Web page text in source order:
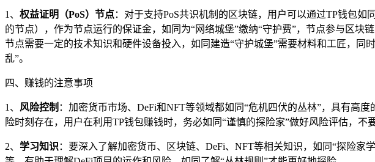
1、 权益证明（PoS）节点：对于支持PoS共识机制的区块链，用户可以通过TP钱包
的节点），作为节点运行的保证金，如同为“网络城堡”缴纳“守护费”，节点参与区
节点需要一定的技术知识和硬件设备投入，如同建造“守护城堡”需要材料和工匠，
乱”。
四、赚钱的注意事项
1、 风险控制 ：加密货币市场、DeFi和NFT等领域都如同“危机四伏的丛林”，具有高
险时刻存在，用户在利用TP钱包赚钱时，务必如同“谨慎的探险家”做好风险评估，
2、 学习知识 ：要深入了解加密货币、区块链、DeFi、NFT等相关知识，如同“探险